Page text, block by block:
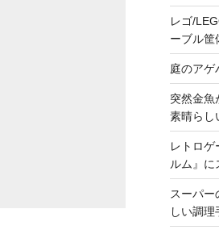
レゴ/
ーブル筐
庭のアゲ
突然金魚
素晴らし
レトロゲ
ルム』に
スーパー
しい調理